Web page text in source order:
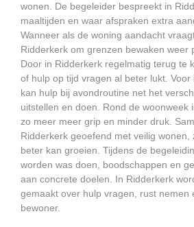
wonen. De begeleider bespreekt in
maaltijden en waar afspraken extra
Wanneer als de woning aandacht
Ridderkerk om grenzen bewaken weer
Door in Ridderkerk regelmatig terug te
of hulp op tijd vragen al beter lukt.
kan hulp bij avondroutine net het
uitstellen en doen. Rond de woonweek
zo meer meer grip en minder druk.
Ridderkerk geoefend met veilig wonen,
beter kan groeien. Tijdens de
worden was doen, boodschappen en
aan concrete doelen. In Ridderkerk
gemaakt over hulp vragen, rust nemen
bewoner.